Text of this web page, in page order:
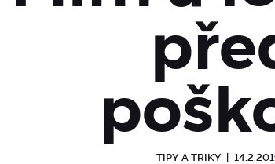
TIPY A TRIKY